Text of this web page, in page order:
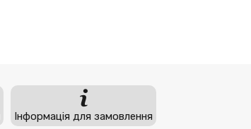
Інформація для замовлення